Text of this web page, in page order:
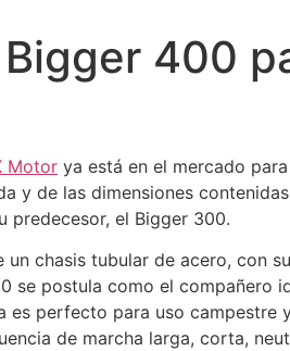
400
Motor ya está en el mercado
y de las dimensiones
predecesor, el Bigger 300.
un chasis tubular de acero, con
se postula como el compañero
es perfecto para uso campestre
de marcha larga, corta,